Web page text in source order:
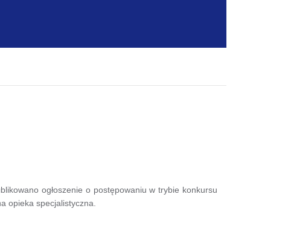
ogłoszenie o postępowaniu w trybie konkursu
opieka specjalistyczna.